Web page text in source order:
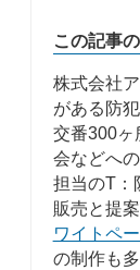
この記事
株式会社
がある防
交番300ヶ
会などへ
担当のT：
販売と提
ワイトペ
の制作も多